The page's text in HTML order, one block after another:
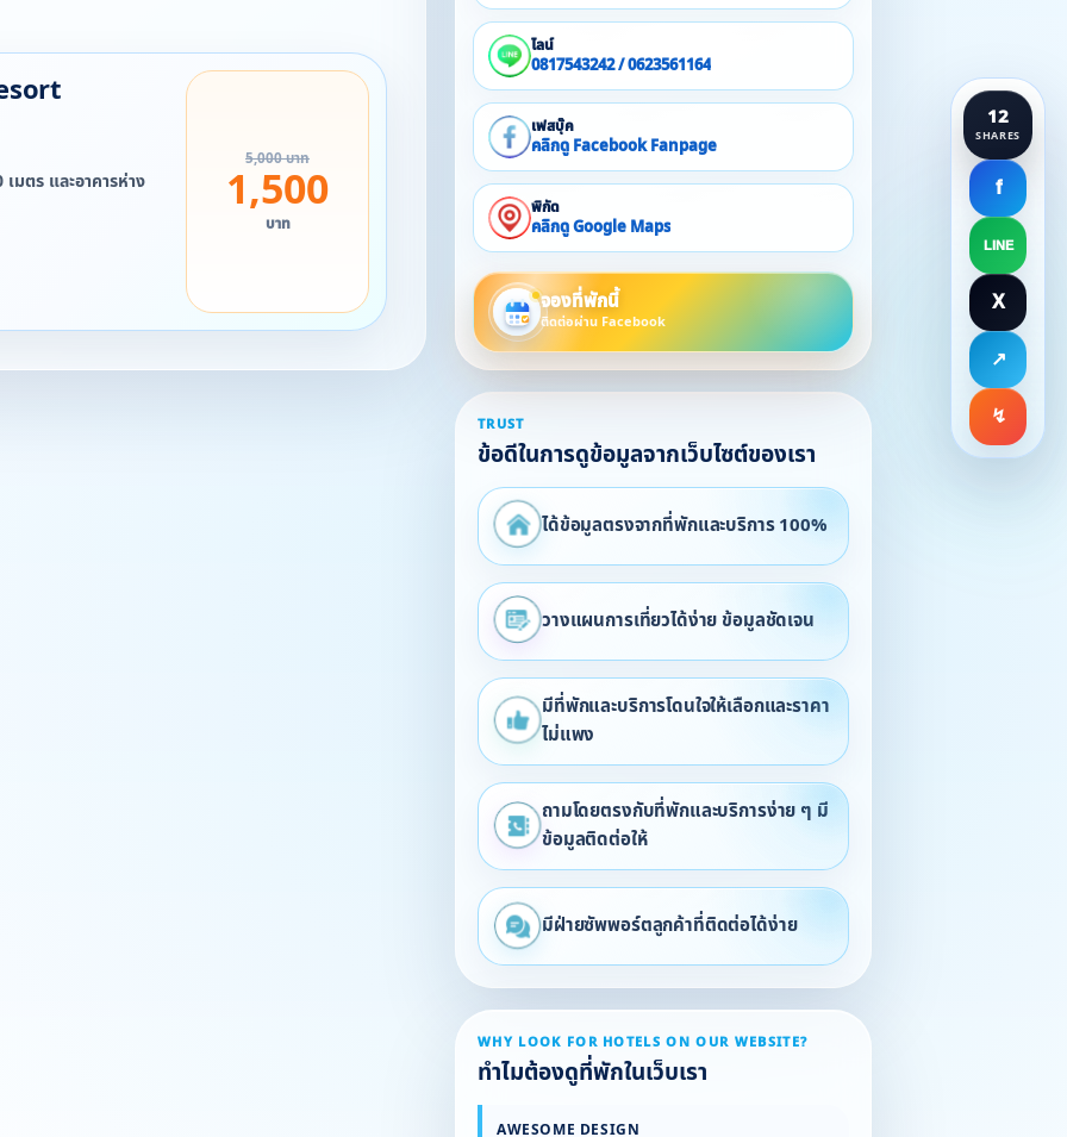
12
SHARES
f
LINE
X
↗
↯
มตร และอาคารห่าง
5,000 บาท
1,500
บาท
ไลน์
0817543242 / 0623561164
เฟสบุ๊ค
คลิกดู Facebook Fanpage
พิกัด
คลิกดู Google Maps
จองที่พักนี้
ติดต่อผ่าน Facebook
TRUST
ข้อดีในการดูข้อมูลจากเว็บไซต์ของเรา
ได้ข้อมูลตรงจากที่พักและบริการ 100%
วางแผนการเที่ยวได้ง่าย ข้อมูลชัดเจน
มีที่พักและบริการโดนใจให้เลือกและราคา
ไม่แพง
ถามโดยตรงกับที่พักและบริการง่าย ๆ มี
ข้อมูลติดต่อให้
มีฝ่ายซัพพอร์ตลูกค้าที่ติดต่อได้ง่าย
WHY LOOK FOR HOTELS ON OUR WEBSITE?
ทำไมต้องดูที่พักในเว็บเรา
AWESOME DESIGN